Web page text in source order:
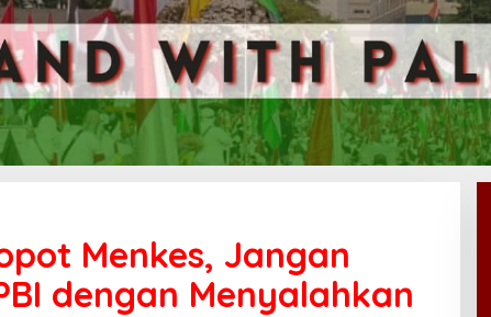
Menkes, Jangan
dengan Menyalahkan